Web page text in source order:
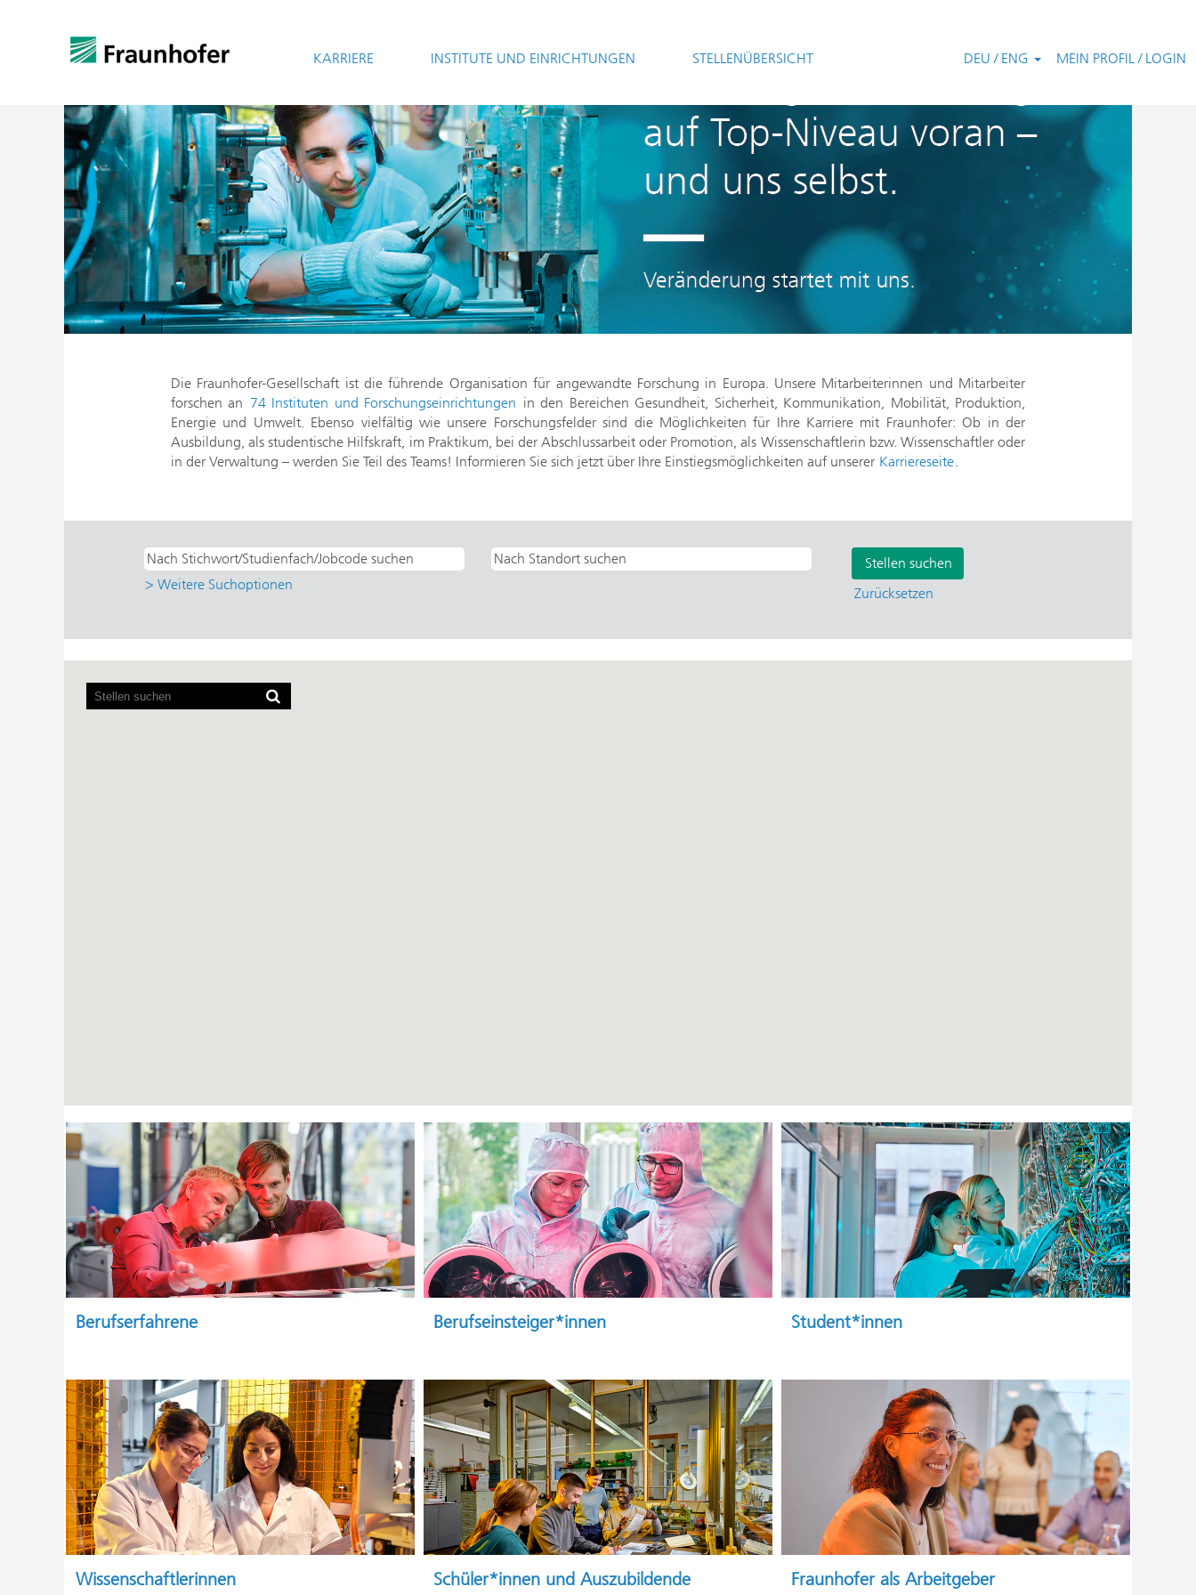
KARRIERE INSTITUTE UND EINRICHTUNGEN STELLENÜBERSICHT DEU / ENG MEIN PROFIL / LOGIN
Die Fraunhofer-Gesellschaft ist die führende Organisation für angewandte Forschung in Europa. Unsere Mitarbeiterinnen und Mitarbeiter
forschen an 74 Instituten und Forschungseinrichtungen in den Bereichen Gesundheit, Sicherheit, Kommunikation, Mobilität, Produktion,
Energie und Umwelt. Ebenso vielfältig wie unsere Forschungsfelder sind die Möglichkeiten für Ihre Karriere mit Fraunhofer: Ob in der
Ausbildung, als studentische Hilfskraft, im Praktikum, bei der Abschlussarbeit oder Promotion, als Wissenschaftlerin bzw. Wissenschaftler oder
in der Verwaltung – werden Sie Teil des Teams! Informieren Sie sich jetzt über Ihre Einstiegsmöglichkeiten auf unserer Karriereseite.
> Weitere Suchoptionen
Zurücksetzen
können
Berufserfahrene Berufseinsteiger*innen Student*innen
Wissenschaftlerinnen Schüler*innen und Auszubildende Fraunhofer als Arbeitgeber